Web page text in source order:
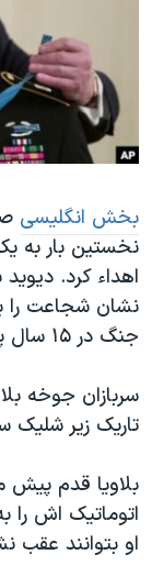
حقوق شهروندی
اقتصادی
علم و فناوری
گالری عکس
آرشیو پخش زنده
انتخابات ریاست
حمله جمهوری
رمز مهسا
اعتراضات زن،
مجموعه
تریبونال مردمی
دادگاه حمید نوری
قانون شفافیت
اسرائیل در جنگ
نرگس محمدی
زبانهای
بخش انگلیسی
نخستین بار به
اهداء کرد. دیوید
نشان شجاعت را
جنگ در ۱۵ سال پیش دریافت کرد.
تاریک زیر شلیک
بلاویا قدم پیش
اتوماتیک اش را
او بتوانند عقب